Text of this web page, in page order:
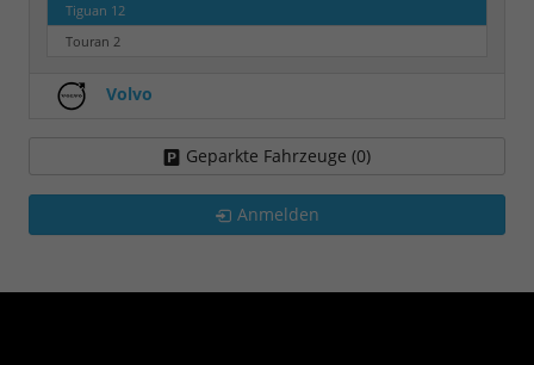
Tiguan 12
Touran 2
Volvo
Geparkte Fahrzeuge (0)
Anmelden